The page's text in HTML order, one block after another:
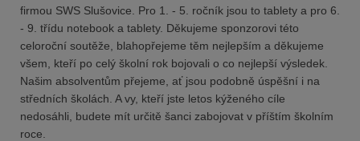
firmou SWS Slušovice. Pro 1. - 5. ročník jsou to tablety a pro 6.
- 9. třídu notebook a tablety. Děkujeme sponzorovi této
celoroční soutěže, blahopřejeme těm nejlepším a děkujeme
všem, kteří po celý školní rok bojovali o co nejlepší výsledek.
Našim absolventům přejeme, ať jsou podobně úspěšní i na
středních školách. A vy, kteří jste letos kýženého cíle
nedosáhli, budete mít určitě šanci zabojovat v příštím školním
roce.